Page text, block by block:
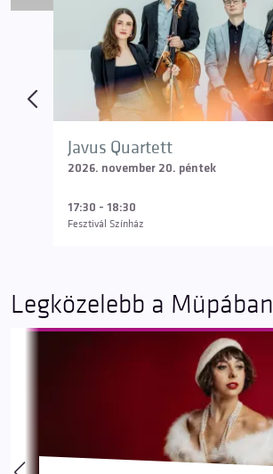
Javus Quartett
2026. november 20. péntek
17:30 - 18:30
Fesztivál Színház
Legközelebb a Müpában